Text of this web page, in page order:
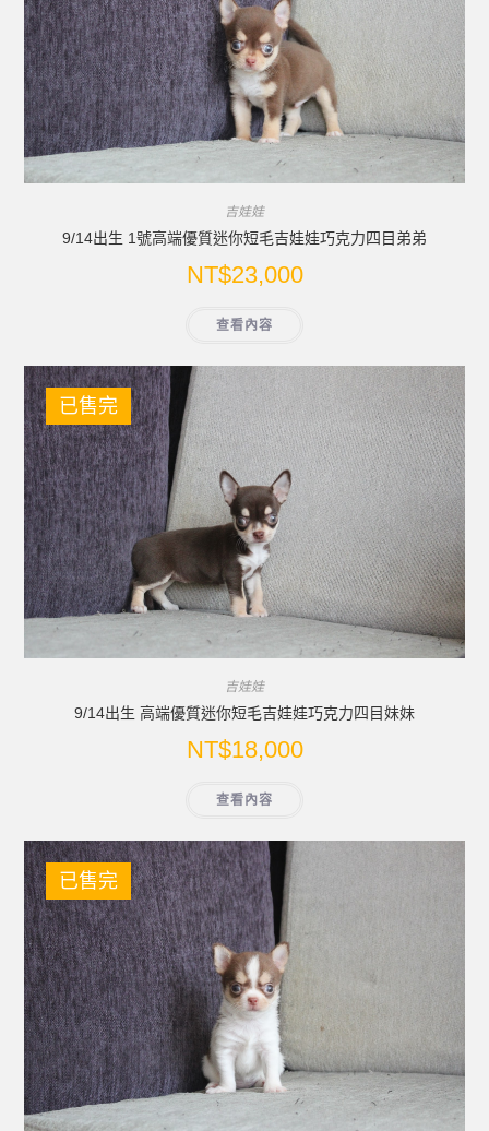
吉娃娃
9/14出生 1號高端優質迷你短毛吉娃娃巧克力四目弟弟
NT$23,000
查看內容
已售完
吉娃娃
9/14出生 高端優質迷你短毛吉娃娃巧克力四目妹妹
NT$18,000
查看內容
已售完